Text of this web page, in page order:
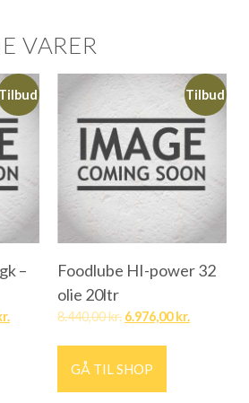
VARER
Tilbud
–
Tilbud
Foodlube HI-power 32
olie 20ltr
8.440,00kr. 6.976,00kr.
GÅ TIL SHOP